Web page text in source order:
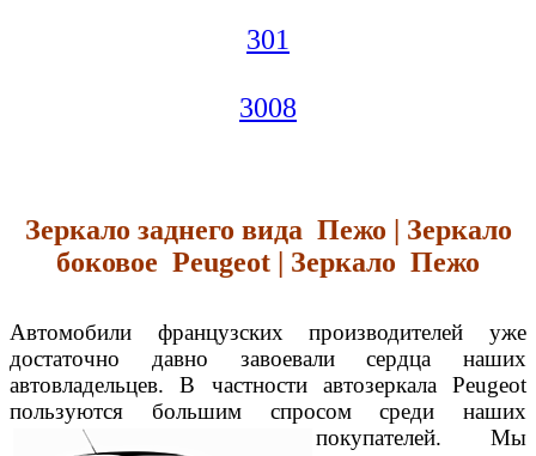
301
3008
Зеркало заднего вида Пежо | Зеркало
боковое Peugeot | Зеркало Пежо
Автомобили французских производителей уже
достаточно давно завоевали сердца наших
автовладельцев. В частности автозеркала Peugeot
пользуются большим спросом среди наших
покупателей. Мы